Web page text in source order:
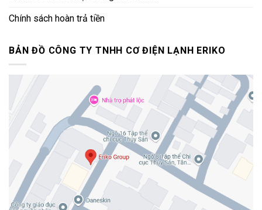
Chính sách hoàn trả tiền
BẢN ĐỒ CÔNG TY TNHH CƠ ĐIỆN LẠNH ERIKO